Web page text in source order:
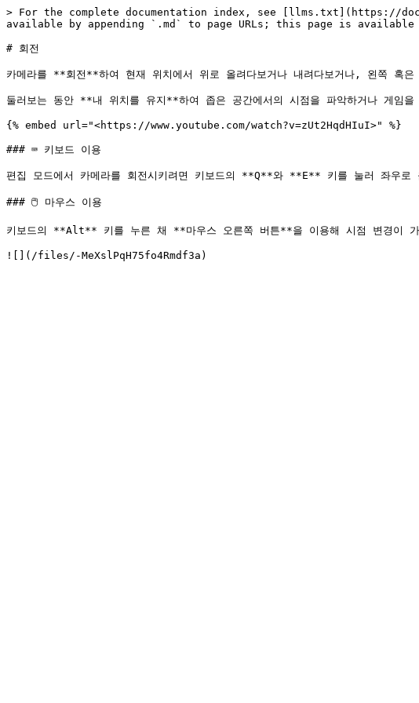
> For the complete documentation index, see [llms.txt](https://
available by appending `.md` to page URLs; this page is available
# 회전
카메라를 **회전**하여 현재 위치에서 위로 올려다보거나 내려다보거나, 왼쪽 혹
둘러보는 동안 **내 위치를 유지**하여 좁은 공간에서의 시점을 파악하거나 게임
{% embed url="<https://www.youtube.com/watch?v=zUt2HqdHIuI>" %}
### ⌨️ 키보드 이용
편집 모드에서 카메라를 회전시키려면 키보드의 **Q**와 **E** 키를 눌러 좌우
### 🖱️ 마우스 이용
키보드의 **Alt** 키를 누른 채 **마우스 오른쪽 버튼**을 이용해 시점 변경이